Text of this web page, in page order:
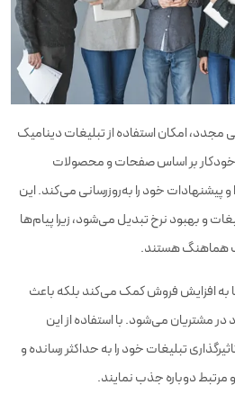
مجدد، امکان استفاده از تبلیغات دینامیک
بر اساس صفحات و محصولات
پیشنهادات خود را به‌روزرسانی می‌کند. این
و بهبود نرخ تبدیل می‌شود، زیرا پیام‌ها
هماهنگ هستند.
به افزایش فروش کمک می‌کند بلکه باعث
در مشتریان می‌شود. با استفاده از این
تبلیغات خود را به حداکثر رسانده و
مرتبط دوباره جذب نمایند.